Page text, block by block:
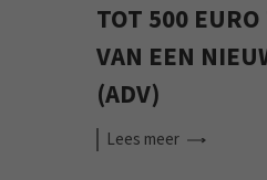
TOT 500
VAN EEN
(ADV)
Lees meer